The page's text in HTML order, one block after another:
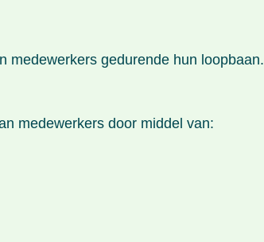
medewerkers gedurende hun loopbaan.
medewerkers door middel van: